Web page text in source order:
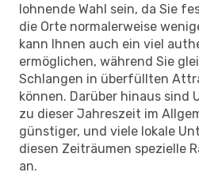
lohnende Wahl sein, da Sie
die Orte normalerweise
kann Ihnen auch ein viel
ermöglichen, während Sie
Schlangen in überfüllten
können. Darüber hinaus
zu dieser Jahreszeit im
günstiger, und viele lokale
diesen Zeiträumen spezielle
an.